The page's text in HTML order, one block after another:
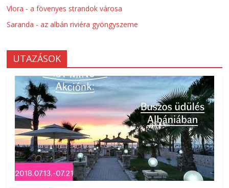
Vlora - a fövenyes strandok városa
Saranda - az albán riviéra gyöngyszeme
UTAZÁSOK